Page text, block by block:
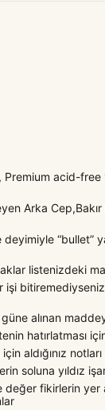
acid-free
Arka
“bullet”
listenizdeki
alınan
hatırlatması
aldığınız
soluna yıldız
fikirlerin yer